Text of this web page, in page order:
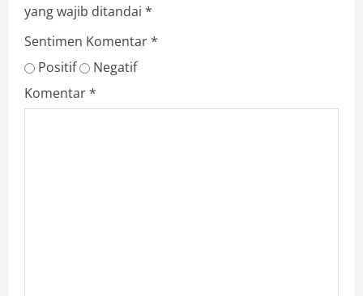
yang wajib ditandai *
Sentimen Komentar*
Positif
Negatif
Komentar*